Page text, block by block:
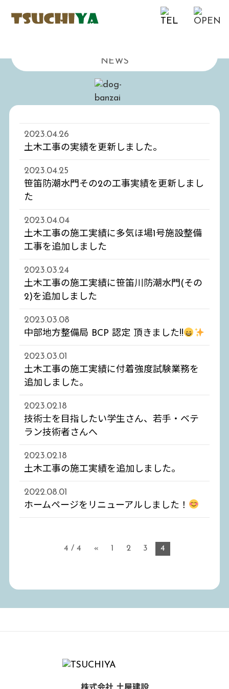
NEWS
2023.04.26
土木工事の実績を更新しました。
2023.04.25
笹笛防潮水門その2の工事実績を更新しまし
た
2023.04.04
土木工事の施工実績に多気ほ場1号施設整備
工事を追加しました
2023.03.24
土木工事の施工実績に笹笛川防潮水門(その
2)を追加しました
2023.03.08
中部地方整備局 BCP 認定 頂きました!!
2023.03.01
土木工事の施工実績に付着強度試験業務を
追加しました。
2023.02.18
技術士を目指したい学生さん、若手・ベテ
ラン技術者さんへ
2023.02.18
土木工事の施工実績を追加しました。
2022.08.01
ホームページをリニューアルしました！
4 / 4 « 1 2 3 4